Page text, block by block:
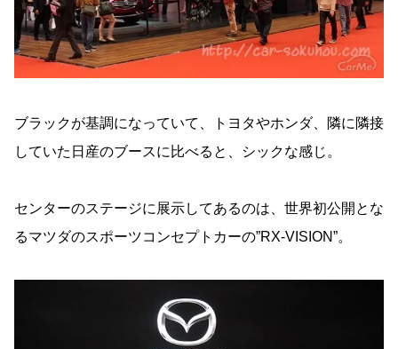
ブラックが基調になっていて、トヨタやホンダ、隣に隣接
していた日産のブースに比べると、シックな感じ。
センターのステージに展示してあるのは、世界初公開とな
るマツダのスポーツコンセプトカーの”RX-VISION”。